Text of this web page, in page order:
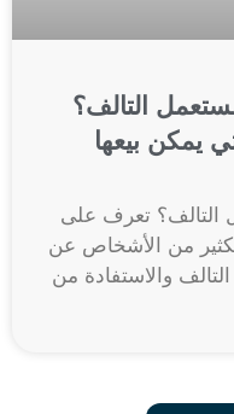
التالف؟
يمكن بيعها
التالف؟ تعرف على
من الأشخاص عن
والاستفادة من